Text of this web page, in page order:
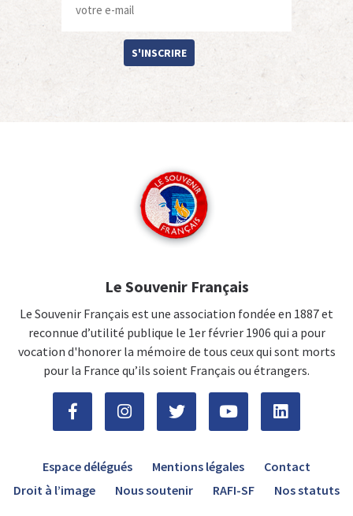
S'INSCRIRE
Le Souvenir Français
Le Souvenir Français est une association fondée en 1887 et
reconnue d’utilité publique le 1er février 1906 qui a pour
vocation d'honorer la mémoire de tous ceux qui sont morts
pour la France qu’ils soient Français ou étrangers.
Espace délégués Mentions légales
Contact
Droit à l’image
Nous soutenir RAFI-SF Nos statuts